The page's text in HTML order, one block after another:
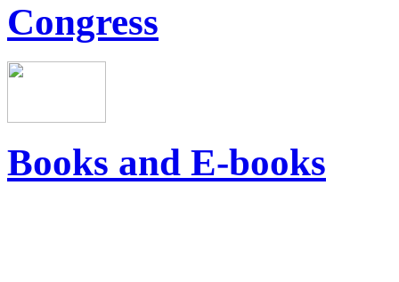
Congress
Books and E-books